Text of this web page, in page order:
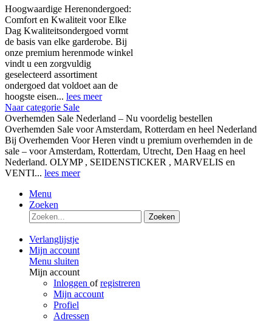
Hoogwaardige Herenondergoed:
Comfort en Kwaliteit voor Elke
Dag Kwaliteitsondergoed vormt
de basis van elke garderobe. Bij
onze premium herenmode winkel
vindt u een zorgvuldig
geselecteerd assortiment
ondergoed dat voldoet aan de
hoogste eisen... lees meer
Naar categorie Sale
Overhemden Sale Nederland – Nu voordelig bestellen
Overhemden Sale voor Amsterdam, Rotterdam en heel Nederland
Bij Overhemden Voor Heren vindt u premium overhemden in de
sale – voor Amsterdam, Rotterdam, Utrecht, Den Haag en heel
Nederland. OLYMP , SEIDENSTICKER , MARVELIS en
VENTI... lees meer
Menu
Zoeken
Zoeken
Verlanglijstje
Mijn account
Menu sluiten
Mijn account
Inloggen ofregistreren
Mijn account
Profiel
Adressen